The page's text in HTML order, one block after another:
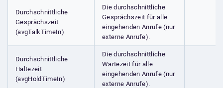
Durchschnittliche
Gesprächszeit
(avgTalkTimeIn)
Die durchschnittliche
Gesprächszeit für alle
eingehenden Anrufe (nur
externe Anrufe).
Durchschnittliche
Haltezeit
(avgHoldTimeIn)
Die durchschnittliche
Wartezeit für alle
eingehenden Anrufe (nur
externe Anrufe).